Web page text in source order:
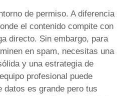
de permiso. A diferencia
el contenido compite con
directo. Sin embargo, para
en spam, necesitas una
y una estrategia de
profesional puede
datos es grande pero tus